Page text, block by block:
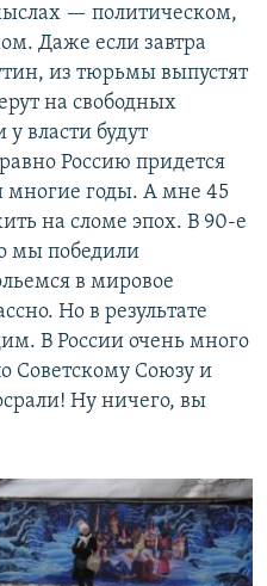
— политическом,
Даже если завтра
из тюрьмы выпустят
на свободных
власти будут
Россию придется
многие годы. А мне 45
на сломе эпох. В 90-е
мы победили
в мировое
Но в результате
В России очень много
Советскому Союзу и
Ну ничего, вы